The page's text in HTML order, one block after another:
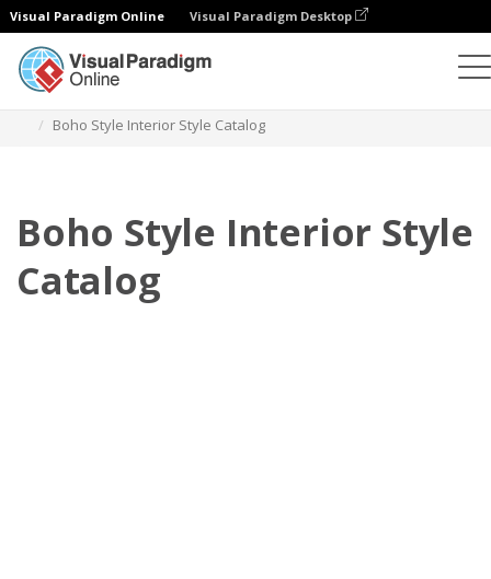
Visual Paradigm Online Visual Paradigm Desktop
Boho Style Interior Style Catalog
Boho Style Interior Style
Catalog